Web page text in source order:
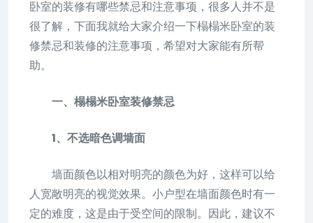
卧室的装修有哪些禁忌和注意事项，很多人并不是
很了解，下面我就给大家介绍一下榻榻米卧室的装
修禁忌和装修的注意事项，希望对大家能有所帮
助。
一、榻榻米卧室装修禁忌
1、不选暗色调墙面
墙面颜色以相对明亮的颜色为好，这样可以给
人宽敞明亮的视觉效果。小户型在墙面颜色时有一
定的难度，这是由于受空间的限制。因此，建议不